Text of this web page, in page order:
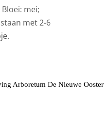
mei;
met 2-6
Arboretum De Nieuwe Ooster